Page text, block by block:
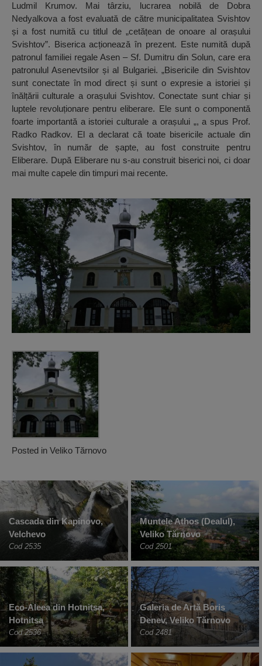
Ludmil Krumov. Mai târziu, lucrarea nobilă de Dobra
Nedyalkova a fost evaluată de către municipalitatea Svishtov
și a fost numită cu titlul de „cetățean de onoare al orașului
Svishtov”. Biserica acționează în prezent. Este numită după
patronul familiei regale Asen – Sf. Dumitru din Solun, care era
patronulul Asenevtsilor și al Bulgariei. „Bisericile din Svishtov
sunt conectate în mod direct și sunt o expresie a istoriei și
înălțării culturale a orașului Svishtov. Conectate sunt chiar și
luptele revoluționare pentru eliberare. Ele sunt o componentă
foarte importantă a istoriei culturale a orașului „, a spus Prof.
Radko Radkov. El a declarat că toate bisericile actuale din
Svishtov, în număr de șapte, au fost construite pentru
Eliberare. După Eliberare nu s-au construit biserici noi, ci doar
mai multe capele din timpuri mai recente.
Posted in Veliko Tărnovo
Cascada din Kapinovo,
Velchevo
Cod 2535
Muntele Athos (Dealul),
Veliko Tărnovo
Cod 2501
Eco-Aleea din Hotnitsa,
Hotnitsa
Cod 2536
Galeria de Artă Boris
Denev, Veliko Tărnovo
Cod 2481